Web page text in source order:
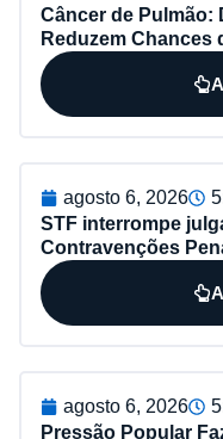
Câncer de Pulmão:
Reduzem Chances
agosto 6, 2026
STF interrompe
Contravenções
agosto 6, 2026
Pressão Popular